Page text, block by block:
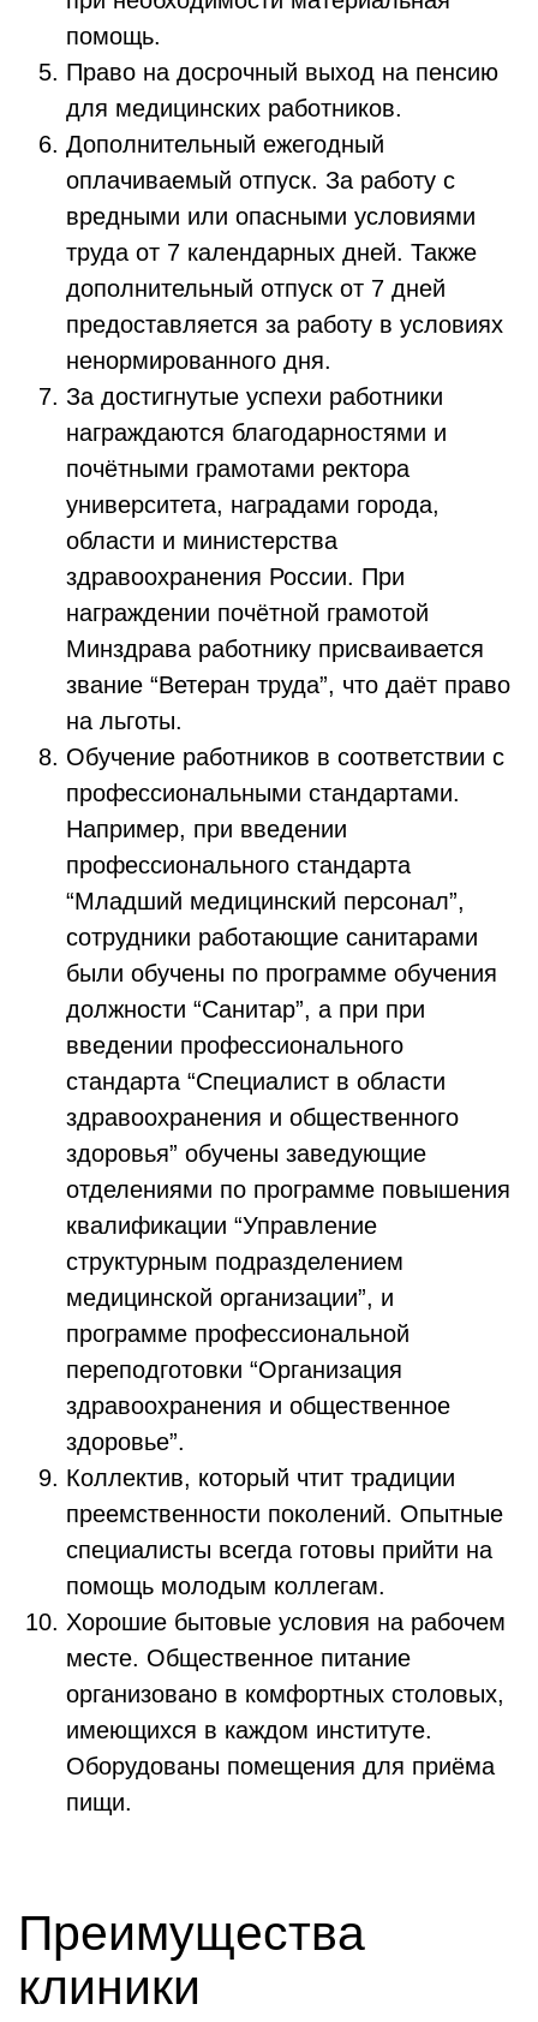
помощь.
Право на досрочный выход на пенсию
для медицинских работников.
Дополнительный ежегодный
оплачиваемый отпуск. За работу с
вредными или опасными условиями
труда от 7 календарных дней. Также
дополнительный отпуск от 7 дней
предоставляется за работу в условиях
ненормированного дня.
За достигнутые успехи работники
награждаются благодарностями и
почётными грамотами ректора
университета, наградами города,
области и министерства
здравоохранения России. При
награждении почётной грамотой
Минздрава работнику присваивается
звание “Ветеран труда”, что даёт право
на льготы.
Обучение работников в соответствии с
профессиональными стандартами.
Например, при введении
профессионального стандарта
“Младший медицинский персонал”,
сотрудники работающие санитарами
были обучены по программе обучения
должности “Санитар”, а при при
введении профессионального
стандарта “Специалист в области
здравоохранения и общественного
здоровья” обучены заведующие
отделениями по программе повышения
квалификации “Управление
структурным подразделением
медицинской организации”, и
программе профессиональной
переподготовки “Организация
здравоохранения и общественное
здоровье”.
Коллектив, который чтит традиции
преемственности поколений. Опытные
специалисты всегда готовы прийти на
помощь молодым коллегам.
Хорошие бытовые условия на рабочем
месте. Общественное питание
организовано в комфортных столовых,
имеющихся в каждом институте.
Оборудованы помещения для приёма
пищи.
Преимущества
клиники